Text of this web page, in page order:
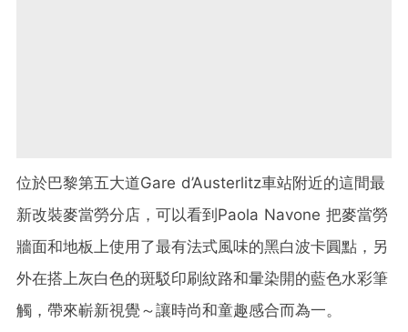
位於巴黎第五大道Gare d’Austerlitz車站附近的這間最
新改裝麥當勞分店，可以看到Paola Navone 把麥當勞
牆面和地板上使用了最有法式風味的黑白波卡圓點，另
外在搭上灰白色的斑駁印刷紋路和暈染開的藍色水彩筆
觸，帶來嶄新視覺～讓時尚和童趣感合而為一。